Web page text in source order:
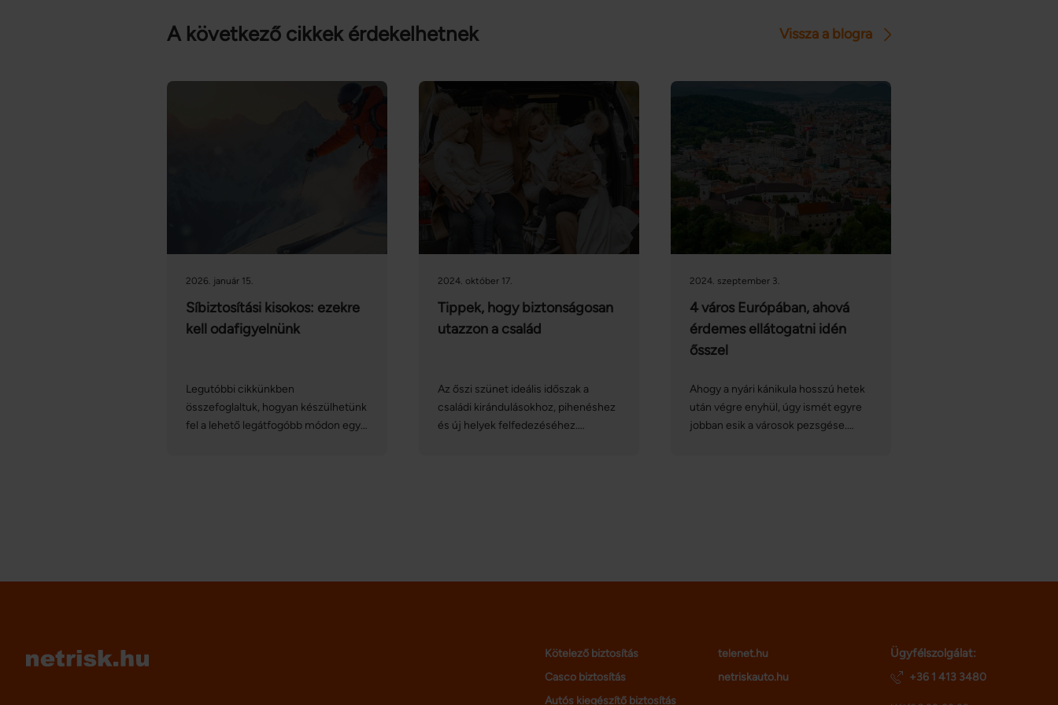
A következő cikkek érdekelhetnek Vissza a blogra
2026. január 15.
Síbiztosítási kisokos: ezekre
kell odafigyelnünk
Legutóbbi cikkünkben
összefoglaltuk, hogyan készülhetünk
fel a lehető legátfogóbb módon egy
2024. október 17.
Tippek, hogy biztonságosan
utazzon a család
Az őszi szünet ideális időszak a
családi kirándulásokhoz, pihenéshez
és új helyek felfedezéséhez.
2024. szeptember 3.
4 város Európában, ahová
érdemes ellátogatni idén
ősszel
Ahogy a nyári kánikula hosszú hetek
után végre enyhül, úgy ismét egyre
jobban esik a városok pezsgése.
Kötelező biztosítás
Casco biztosítás
Autós kiegészítő biztosítás
telenet.hu
netriskauto.hu
Ügyfélszolgálat:
+36 1 413 3480